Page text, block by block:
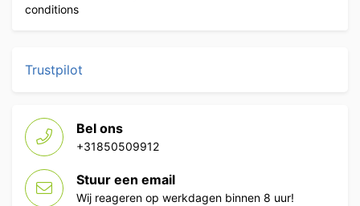
conditions
Trustpilot
Bel ons
+31850509912
Stuur een email
Wij reageren op werkdagen binnen 8 uur!